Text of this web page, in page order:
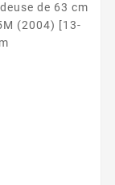
de 63 cm
(2004) [13-